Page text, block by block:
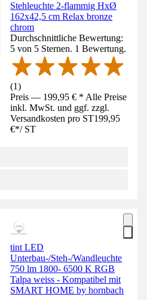
Stehleuchte 2-flammig HxØ
162x42,5 cm Relax bronze
chrom
Durchschnittliche Bewertung:
5 von 5 Sternen. 1 Bewertung.
(1)
Preis — 199,95 € * Alle Preise
inkl. MwSt. und ggf. zzgl.
Versandkosten pro ST199,95
€*/ ST
tint LED
Unterbau-/Steh-/Wandleuchte
750 lm 1800- 6500 K RGB
Talpa weiss - Kompatibel mit
SMART HOME by hornbach